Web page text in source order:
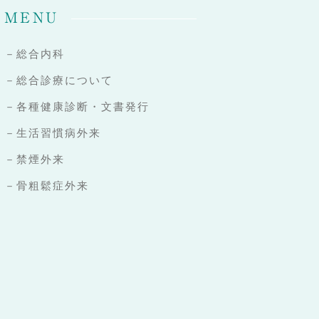
MENU
－総合内科
－総合診療について
－各種健康診断・文書発行
－生活習慣病外来
－禁煙外来
－骨粗鬆症外来